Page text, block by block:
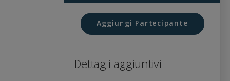
Aggiungi Partecipante
Dettagli aggiuntivi